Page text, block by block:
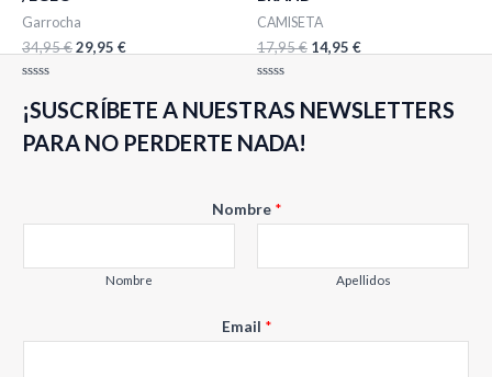
Garrocha
34,95€29,95 €
con
0
5
CAMISETA
17,95€ 14,95 €
con
0
5
¡SUSCRÍBETE A NUESTRAS NEWSLETTERS
PARA NO PERDERTE NADA!
Nombre *
Nombre Apellidos
o
Email *